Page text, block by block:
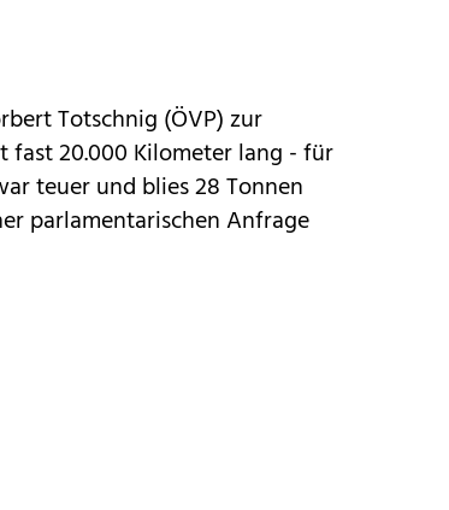
Totschnig (ÖVP) zur
fast 20.000 Kilometer lang - für
teuer und blies 28 Tonnen
parlamentarischen Anfrage